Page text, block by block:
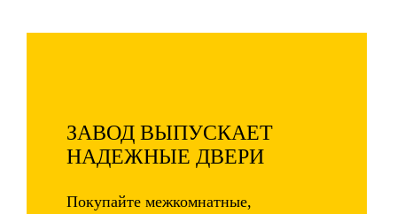
ЗАВОД ВЫПУСКАЕТ
НАДЕЖНЫЕ ДВЕРИ
Покупайте межкомнатные,